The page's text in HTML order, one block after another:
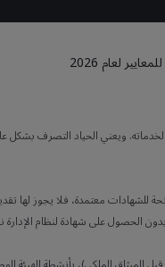
لعام 2026
لخدماته. ويعني الحياد التصرف
للشهادات معتمدة، فلا يجوز
الحصول على شهادة لنظام الإدارة